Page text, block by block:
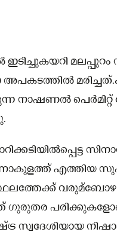
മലപ്പുറം
നാഷണൽ
എത്തിയ
ഗുരുതര
സ്വദേശിയായ